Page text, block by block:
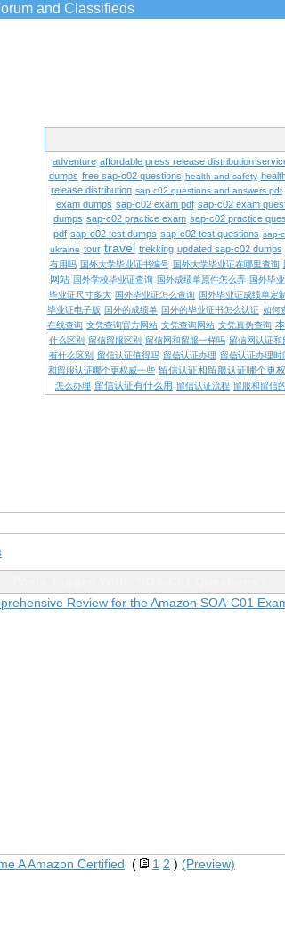
and Classifieds
adventure affordable press release distribution
dumps free sap-c02 questions health and safety
release distribution sap c02 questions and answers pdf
exam dumps sap-c02 exam pdf sap-c02 exam
dumps sap-c02 practice exam sap-c02 practice
pdf sap-c02 test dumps sap-c02 test questions sap-
ukraine tour travel trekking updated sap-c02 dumps
有用吗 国外大学毕业证书编号 国外大学毕业证在哪里查询
网站 国外学校毕业证查询 国外成绩单原件怎么弄 国外毕
毕业证尺寸多大 国外毕业证怎么查询 国外毕业证成绩单定
毕业证电子版 国外的成绩单 国外的毕业证书怎么认证 如何
在线查询 文凭查询官方网站 文凭查询网站 文凭真伪查询
什么区别 留信留服区别 留信网和留服一样吗 留信网认证和
有什么区别 留信认证值得吗 留信认证办理 留信认证办理时
和留服认证哪个更权威一些 留信认证和留服认证哪个更
怎么办理 留信认证有什么用 留信认证流程 留服和留信
Review for the Amazon SOA-C01
A Amazon Certified ( 1 2 ) (Preview)